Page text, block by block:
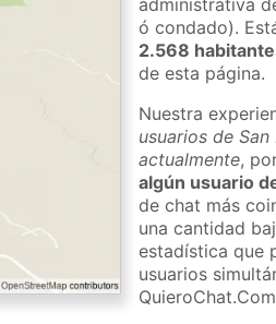
ó condado).
2.568
de esta página.
Nuestra
usuarios de
actualmente,
algún usuario
de chat más
una cantidad
estadística que
usuarios